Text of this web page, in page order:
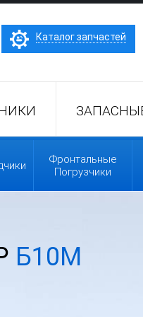
Каталог запчастей
Фронтальные
Погрузчики
Б10М